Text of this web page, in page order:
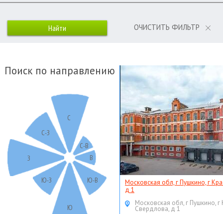
ОЧИСТИТЬ ФИЛЬТР
Поиск по направлению
С
С-В
В
Ю-В
Ю
Ю-З
З
С-З
Московская обл, г Пушкино, г
д 1
Московская обл, г Пушкино, г
Свердлова, д 1